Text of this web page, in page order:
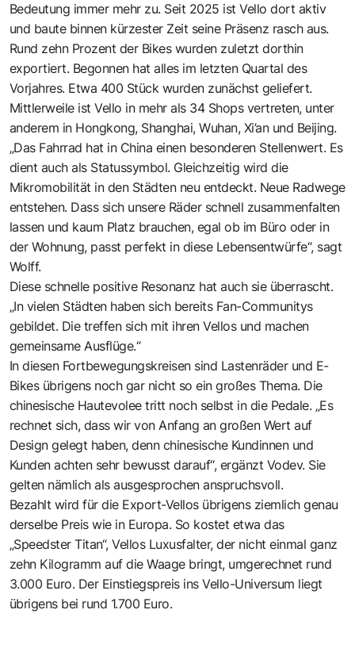
Bedeutung immer mehr zu. Seit 2025 ist Vello dort aktiv
und baute binnen kürzester Zeit seine Präsenz rasch aus.
Rund zehn Prozent der Bikes wurden zuletzt dorthin
exportiert. Begonnen hat alles im letzten Quartal des
Vorjahres. Etwa 400 Stück wurden zunächst geliefert.
Mittlerweile ist Vello in mehr als 34 Shops vertreten, unter
anderem in Hongkong, Shanghai, Wuhan, Xi’an und Beijing.
„Das Fahrrad hat in China einen besonderen Stellenwert. Es
dient auch als Statussymbol. Gleichzeitig wird die
Mikromobilität in den Städten neu entdeckt. Neue Radwege
entstehen. Dass sich unsere Räder schnell zusammenfalten
lassen und kaum Platz brauchen, egal ob im Büro oder in
der Wohnung, passt perfekt in diese Lebensentwürfe“, sagt
Wolff.
Diese schnelle positive Resonanz hat auch sie überrascht.
„In vielen Städten haben sich bereits Fan-Communitys
gebildet. Die treffen sich mit ihren Vellos und machen
gemeinsame Ausflüge.“
In diesen Fortbewegungskreisen sind Lastenräder und E-
Bikes übrigens noch gar nicht so ein großes Thema. Die
chinesische Hautevolee tritt noch selbst in die Pedale. „Es
rechnet sich, dass wir von Anfang an großen Wert auf
Design gelegt haben, denn chinesische Kundinnen und
Kunden achten sehr bewusst darauf“, ergänzt Vodev. Sie
gelten nämlich als ausgesprochen anspruchsvoll.
Bezahlt wird für die Export-Vellos übrigens ziemlich genau
derselbe Preis wie in Europa. So kostet etwa das
„Speedster Titan“, Vellos Luxusfalter, der nicht einmal ganz
zehn Kilogramm auf die Waage bringt, umgerechnet rund
3.000 Euro. Der Einstiegspreis ins Vello-Universum liegt
übrigens bei rund 1.700 Euro.